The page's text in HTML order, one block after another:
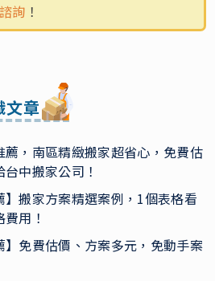
詢 ！
文章
薦，南區精緻搬家超省心，免費估
中搬家公司！
】搬家方案精選案例，1個表格看
用！
】免費估價、方案多元，免動手案